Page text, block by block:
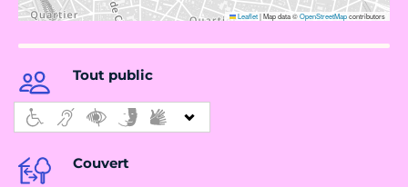
Leaflet|Map data ©OpenStreetMapcontributors
Tout public
Couvert